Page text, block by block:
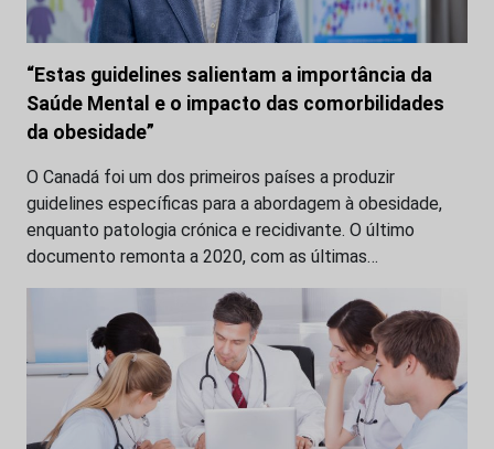
“Estas guidelines salientam a importância da
Saúde Mental e o impacto das comorbilidades
da obesidade”
O Canadá foi um dos primeiros países a produzir
guidelines específicas para a abordagem à obesidade,
enquanto patologia crónica e recidivante. O último
documento remonta a 2020, com as últimas…